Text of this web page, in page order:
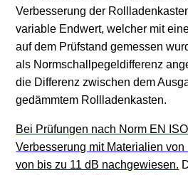
Verbesserung der
variable Endwert, welcher mit
auf dem Prüfstand gemessen
als Normschallpegeldifferenz
die Differenz zwischen dem
gedämmtem Rollladenkasten.
Bei Prüfungen nach Norm EN
Verbesserung mit Materialien
von bis zu 11 dB nachgewiesen.